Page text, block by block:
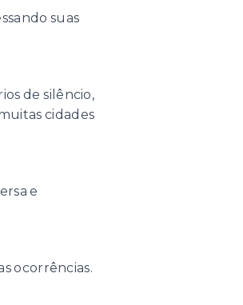
suas
de silêncio,
cidades
e
ocorrências.